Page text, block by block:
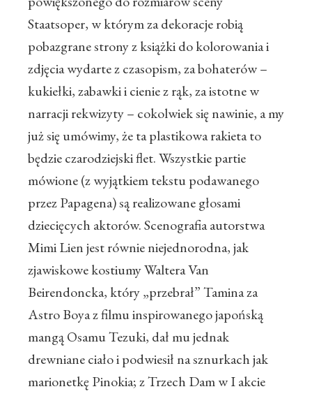
Staatsoper, w którym za dekoracje robią
pobazgrane strony z książki do kolorowania i
zdjęcia wydarte z czasopism, za bohaterów –
kukiełki, zabawki i cienie z rąk, za istotne w
narracji rekwizyty – cokolwiek się nawinie, a my
już się umówimy, że ta plastikowa rakieta to
będzie czarodziejski flet. Wszystkie partie
mówione (z wyjątkiem tekstu podawanego
przez Papagena) są realizowane głosami
dziecięcych aktorów. Scenografia autorstwa
Mimi Lien jest równie niejednorodna, jak
zjawiskowe kostiumy Waltera Van
Beirendoncka, który „przebrał” Tamina za
Astro Boya z filmu inspirowanego japońską
mangą Osamu Tezuki, dał mu jednak
drewniane ciało i podwiesił na sznurkach jak
marionetkę Pinokia; z Trzech Dam w I akcie